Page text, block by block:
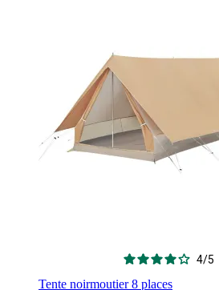
4/5
Tente noirmoutier 8 places